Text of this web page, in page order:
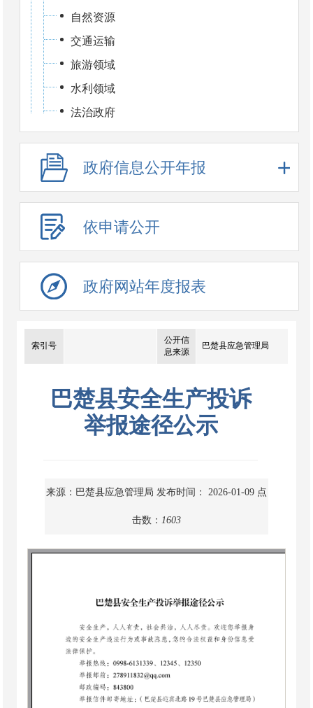
自然资源
交通运输
旅游领域
水利领域
法治政府
政府信息公开年报
依申请公开
政府网站年度报表
索引号
公开信
息来源
巴楚县应急管理局
巴楚县安全生产投诉
举报途径公示
来源：巴楚县应急管理局 发布时间： 2026-01-09 点
击数： 1603